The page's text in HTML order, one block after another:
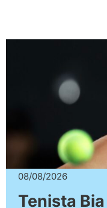
08/08/2026
Tenista